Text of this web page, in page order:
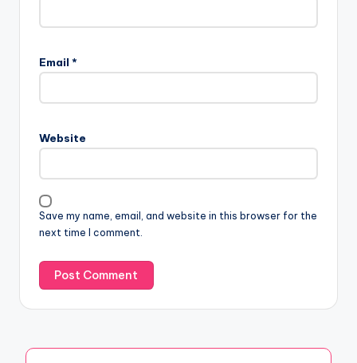
Email *
Website
Save my name, email, and website in this browser for the
next time I comment.